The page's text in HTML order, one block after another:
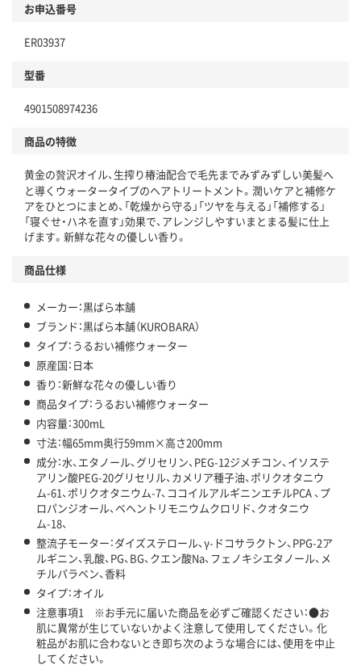
お申込番号
ER03937
型番
4901508974236
商品の特徴
黄金の贅沢オイル、生搾り椿油配合で毛先までみずみずしい美髪へ
と導くウォータータイプのヘアトリートメント。潤いケアと補修ケ
アをひとつにまとめ、「乾燥から守る」「ツヤを与える」「補修する」
「寝ぐせ・ハネを直す」効果で、アレンジしやすいまとまる髪に仕上
げます。新鮮な花々の優しい香り。
商品仕様
メーカー：黒ばら本舗
ブランド：黒ばら本舗（KUROBARA）
タイプ：うるおい補修ウォーター
原産国：日本
香り：新鮮な花々の優しい香り
商品タイプ：うるおい補修ウォーター
内容量：300mL
寸法：幅65mm奥行59mm×高さ200mm
成分：水、エタノール、グリセリン、PEG-12ジメチコン、イソステ
アリン酸PEG-20グリセリル、カメリア種子油、ポリクオタニウ
ム-61、ポリクオタニウム-7、ココイルアルギニンエチルPCA 、プ
ロパンジオール、ベヘントリモニウムクロリド、クオタニウ
ム-18、
整流子モーター：ダイズステロール、γ-ドコサラクトン、PPG-2ア
ルギニン、乳酸、PG、BG、クエン酸Na、フェノキシエタノール、メ
チルパラベン、香料
タイプ：オイル
注意事項1 ※お手元に届いた商品を必ずご確認ください：●お
肌に異常が生じていないかよく注意して使用してください。化
粧品がお肌に合わないとき即ち次のような場合には、使用を中止
してください。